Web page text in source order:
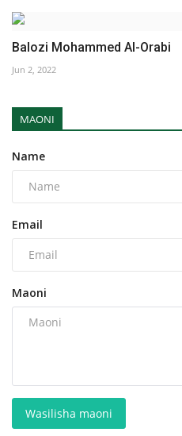
Balozi Mohammed Al-Orabi
Jun 2, 2022
MAONI
Name
Email
Maoni
Wasilisha maoni